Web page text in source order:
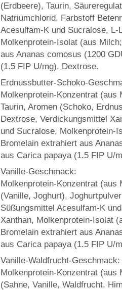
(Erdbeere), Taurin,
Natriumchlorid, Farbstoff
Acesulfam-K und Sucralose,
Molkenprotein-Isolat (aus
aus Ananas comosus (1200
(1.5 FIP U/mg), Dextrose.
Erdnussbutter-Schoko-
Molkenprotein-Konzentrat (aus
Taurin, Aromen (Schoko,
Dextrose, Verdickungsmittel
und Sucralose, Molkenprotein-
Bromelain extrahiert aus
aus Carica papaya (1.5 FIP U/
Vanille-Geschmack:
Molkenprotein-Konzentrat (aus
(Vanille, Joghurt),
Süßungsmittel Acesulfam-K
Xanthan, Molkenprotein-Isolat
Bromelain extrahiert aus
aus Carica papaya (1.5 FIP U/
Vanille-Waldfrucht-Geschmack:
Molkenprotein-Konzentrat (aus
(Sahne, Vanille, Waldfrucht,